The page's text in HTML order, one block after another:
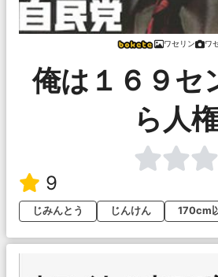
ワセリン ワ
俺は１６９セ
ら人
9
じみんとう
じんけん 170cm